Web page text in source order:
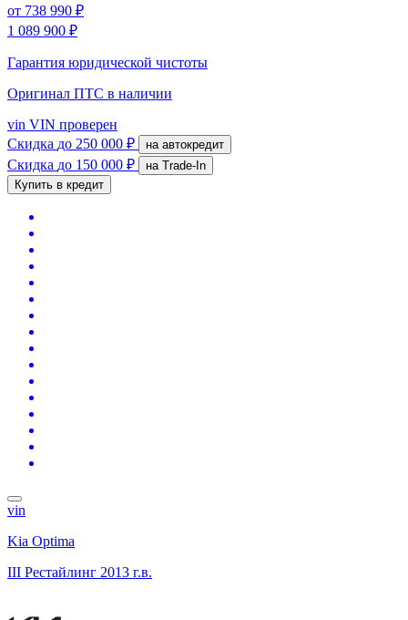
от 738 990 ₽
1 089 900 ₽
Гарантия юридической чистоты
Оригинал ПТС в наличии
vin VIN проверен
Скидка до 250 000 ₽ на автокредит
Скидка до 150 000 ₽
на Trade-In
Купить в кредит
vin
Kia Optima
III Рестайлинг 2013 г.в.